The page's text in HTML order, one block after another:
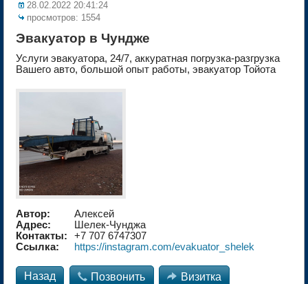
28.02.2022 20:41:24
просмотров: 1554
Эвакуатор в Чундже
Услуги эвакуатора, 24/7, аккуратная погрузка-разгрузка
Вашего авто, большой опыт работы, эвакуатор Тойота
Автор:
Алексей
Адрес:
Шелек-Чунджа
Контакты:
+7 707 6747307
Ссылка:
https://instagram.com/evakuator_shelek
Назад  Позвонить  Визитка